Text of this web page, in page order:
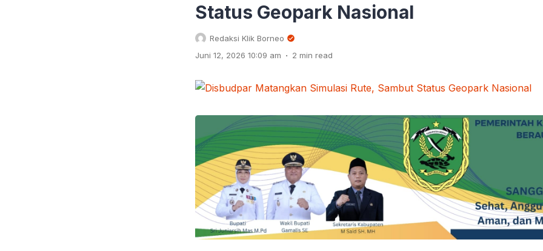
Status Geopark Nasional
Redaksi Klik Borneo
Juni 12, 2026 10:09 am . 2 min read